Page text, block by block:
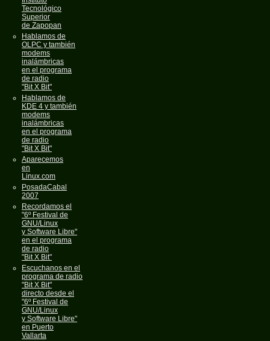
Tecnológico
Superior
de Zapopan
Hablamos de
OLPC y también
modems
inalámbricas
en el programa
de radio
"Bit X Bit"
Hablamos de
KDE 4 y también
modems
inalámbricas
en el programa
de radio
"Bit X Bit"
Aparecemos
en
Linux.com
PosadaCabal
2007
Recordamos el
"6º Festival de
GNU/Linux
y Software Libre"
en el programa
de radio
"Bit X Bit"
Escuchanos en el
programa de radio
"Bit X Bit"
directo desde el
"6º Festival de
GNU/Linux
y Software Libre"
en Puerto
Vallarta